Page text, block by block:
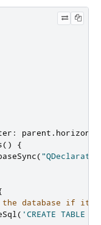
: parent .
()
{
(
the database if it
( 'CREATE